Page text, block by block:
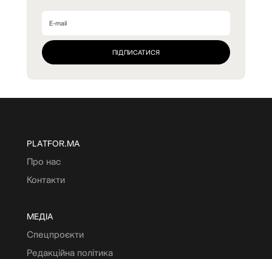
PLATFOR.MA
Про нас
Контакти
МЕДІА
Спецпроєкти
Редакційна політика